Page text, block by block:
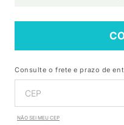
Consulte o frete e prazo de
NÃO SEI MEU CEP